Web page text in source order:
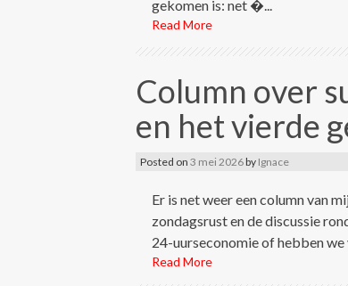
gekomen is: net �...
Read More
Column over
en het vierde
Posted on 3 mei 2026by Ignace
Er is net weer een column van
zondagsrust en de discussie
24-uurseconomie of hebben we
Read More